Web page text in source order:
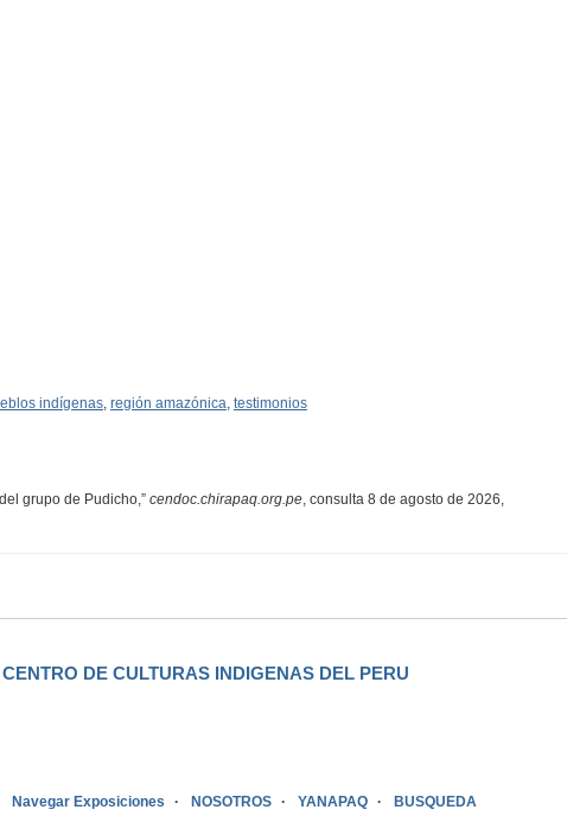
indígenas región amazónica testimonios
grupo de Pudicho,” cendoc.chirapaq.org.pe , consulta 8 de agosto de 2026,
DE CULTURAS INDIGENAS DEL PERU
Navegar Exposiciones NOSOTROS YANAPAQ BUSQUEDA